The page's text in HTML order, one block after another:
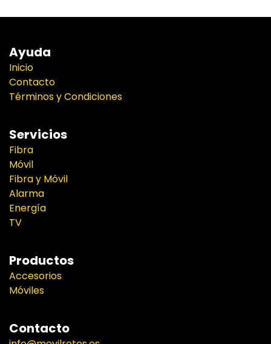
Ayuda
Inicio
Contacto
Términos y Condiciones
Servicios
Fibra
Móvil
Fibra y Móvil
Alarma
Energía
TV
Productos
Accesorios
Móviles
Contacto